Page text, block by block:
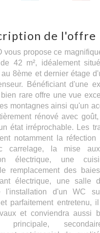
de l'offre
vous propose ce
42 m², idéalement
8ème et dernier étage
Bénéficiant d'une
rare offre une vue
montagnes ainsi qu'un
rénové avec
état irréprochable. Les
notamment la
carrelage, la mise
électrique, une
remplacement des
électrique, une salle
l'installation d'un WC
parfaitement entretenu,
et conviendra aussi
principale,